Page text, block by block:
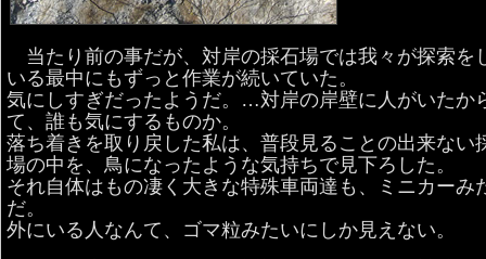
当たり前の事だが、対岸の採石場では我々が探索を
いる最中にもずっと作業が続いていた。
気にしすぎだったようだ。…対岸の岸壁に人がいたか
て、誰も気にするものか。
落ち着きを取り戻した私は、普段見ることの出来ない
場の中を、鳥になったような気持ちで見下ろした。
それ自体はもの凄く大きな特殊車両達も、ミニカーみ
だ。
外にいる人なんて、ゴマ粒みたいにしか見えない。